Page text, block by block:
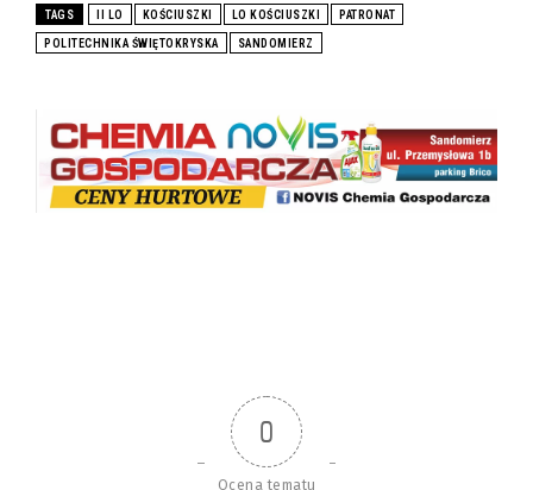
TAGS II LO KOŚCIUSZKI LO KOŚCIUSZKI PATRONAT
POLITECHNIKA ŚWIĘTOKRYSKA SANDOMIERZ
0
Ocena tematu